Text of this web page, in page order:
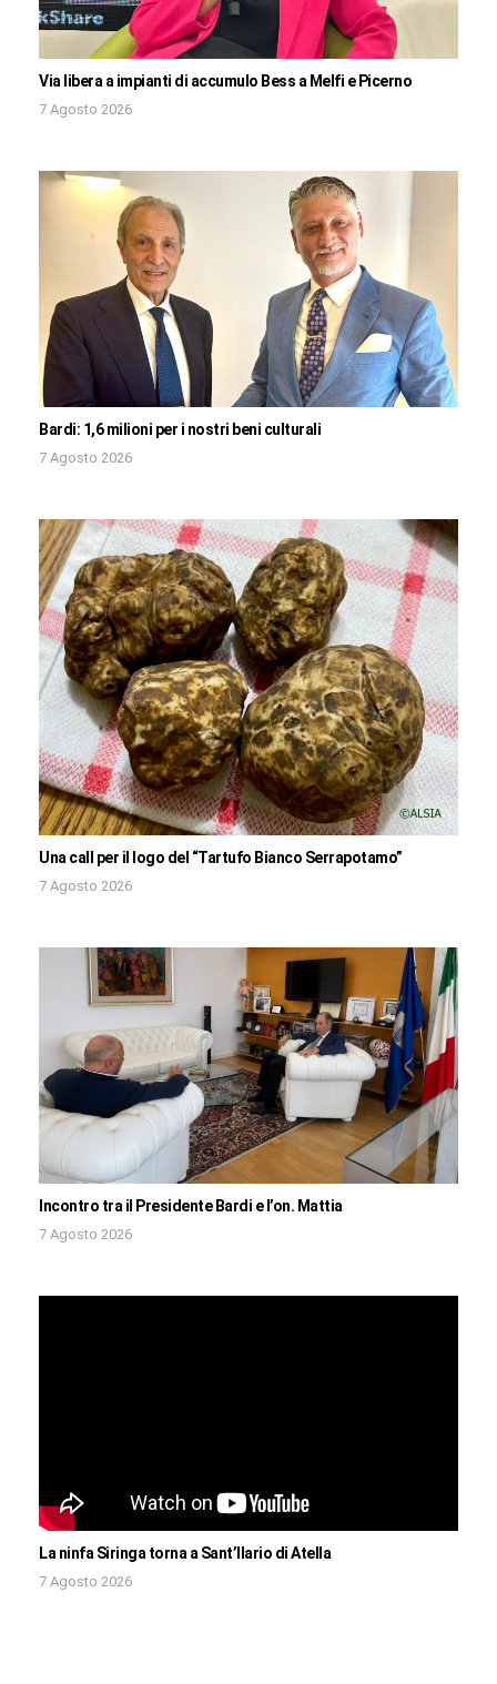
Via libera a impianti di accumulo Bess a Melfi e Picerno
7 Agosto 2026
Bardi: 1,6 milioni per i nostri beni culturali
7 Agosto 2026
Una call per il logo del “Tartufo Bianco Serrapotamo”
7 Agosto 2026
Incontro tra il Presidente Bardi e l’on. Mattia
7 Agosto 2026
La ninfa Siringa torna a Sant’Ilario di Atella
7 Agosto 2026